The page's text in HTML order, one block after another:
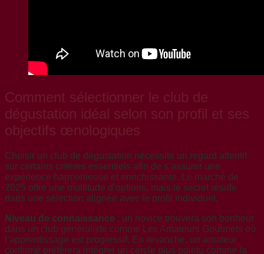
Comment sélectionner le club de
dégustation idéal selon son profil et ses
objectifs œnologiques
Choisir un club de dégustation nécessite un regard attentif
sur certains critères essentiels afin de s’assurer une
expérience harmonieuse et enrichissante. Le marché de
2025 offre une multitude d’options, mais le secret réside
dans une sélection alignée avec le profil individuel.
Niveau de connaissance : un novice trouvera son bonheur
dans un club généraliste comme Les Amateurs Gourmets où
l’apprentissage est progressif. En revanche, un amateur
confirmé préférera intégrer un cercle plus pointu comme la